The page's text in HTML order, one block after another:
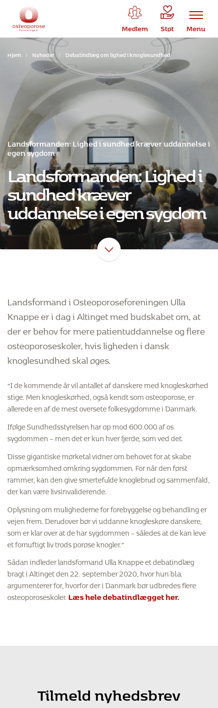
Medlem Støt Menu
Hjem / Nyheder / Debatindlæg om lighed i knoglesundhed
Landsformanden: Lighed i sundhed kræver uddannelse i
egen sygdom
Landsformanden: Lighed i
sundhed kræver
uddannelse i egen sygdom
Landsformand i Osteoporoseforeningen Ulla
Knappe er i dag i Altinget med budskabet om, at
der er behov for mere patientuddannelse og flere
osteoporoseskoler, hvis ligheden i dansk
knoglesundhed skal øges.
“I de kommende år vil antallet af danskere med knogleskørhed
stige. Men knogleskørhed, også kendt som osteoporose, er
allerede en af de mest oversete folkesygdomme i Danmark.
Ifølge Sundhedsstyrelsen har op mod 600.000 af os
sygdommen – men det er kun hver fjerde, som ved det.
Disse gigantiske mørketal vidner om behovet for at skabe
opmærksomhed omkring sygdommen. For når den først
rammer, kan den give smertefulde knoglebrud og sammenfald,
der kan være livsinvaliderende.
Oplysning om mulighederne for forebyggelse og behandling er
vejen frem. Derudover bør vi uddanne knogleskøre danskere,
som er klar over at de har sygdommen – således at de kan leve
et fornuftigt liv trods porøse knogler.”
Sådan indleder landsformand Ulla Knappe et debatindlæg
bragt i Altinget den 22. september 2020, hvor hun bl.a.
argumenterer for, hvorfor der i Danmark bør udbredes flere
osteoporoseskoler.Læs hele debatindlægget her.
Tilmeld nyhedsbrev